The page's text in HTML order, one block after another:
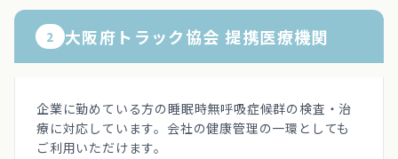
2 大阪府トラック協会 提携医療機関
企業に勤めている方の睡眠時無呼吸症候群の検査・治
療に対応しています。会社の健康管理の一環としても
ご利用いただけます。